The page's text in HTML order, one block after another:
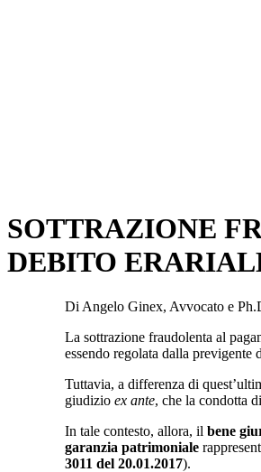
SOTTRAZIONE
DEBITO
Di Angelo Ginex, Avvocato e
La sottrazione fraudolenta al
essendo regolata dalla
Tuttavia, a differenza di
giudizio ex ante, che la condotta
In tale contesto, allora, il bene
garanzia patrimoniale
3011 del 20.01.2017).